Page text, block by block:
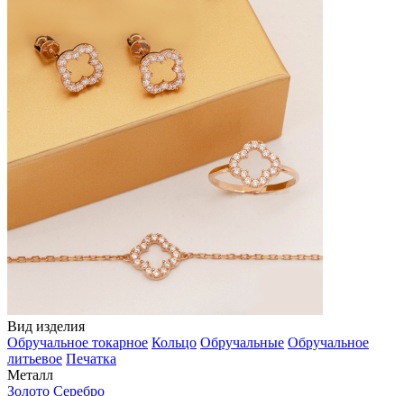
Вид изделия
Обручальное токарное Кольцо Обручальные Обручальное
литьевое Печатка
Металл
Золото Серебро